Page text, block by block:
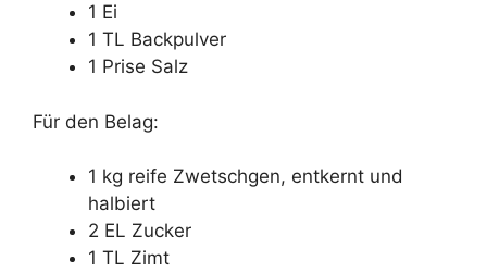
1 Ei
1 TL Backpulver
1 Prise Salz
Für den Belag:
1 kg reife Zwetschgen, entkernt und
halbiert
2 EL Zucker
1 TL Zimt